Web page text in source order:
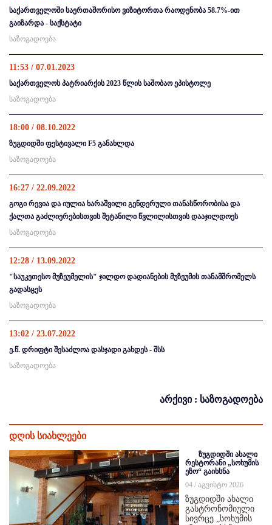
საქართველოში საერთაშორისო ვიზიტორთა რაოდენობა 58.7%-ით
გაიზარდა - საქსტატი
საზოგადოება
11:53 / 07.01.2023
საქართველოს პატრიარქის 2023 წლის საშობაო ეპისტოლე
საზოგადოება
18:00 / 08.10.2022
ზუგდიდში ფესტივალი F5 განახლდა
საზოგადოება
16:27 / 22.09.2022
გოგი რევია და იულია ხარაშვილი გენდერული თანასწორობისა და
ქალთა გაძლიერებისთვის შეტანილი წვლილისთვის დააჯილდოეს
საზოგადოება
12:28 / 13.09.2022
"საუკეთესო მუზეუმელის" ჯილდო დადიანების მუზეუმის თანამშრომელს
გადასცეს
საზოგადოება
13:02 / 23.07.2022
ე.წ. დრიფტი შესაძლოა დასჯადი გახდეს - შსს
საზოგადოება
არქივი : საზოგადოება
დღის სიახლეები
ზუგდიდში ახალი
რესტორანი „სოხუმის
ეზო“ გაიხსნა
04 / აგვისტო 2026
ზუგდიდში ახალი
გასტრონომიული
სივრცე „სოხუმის